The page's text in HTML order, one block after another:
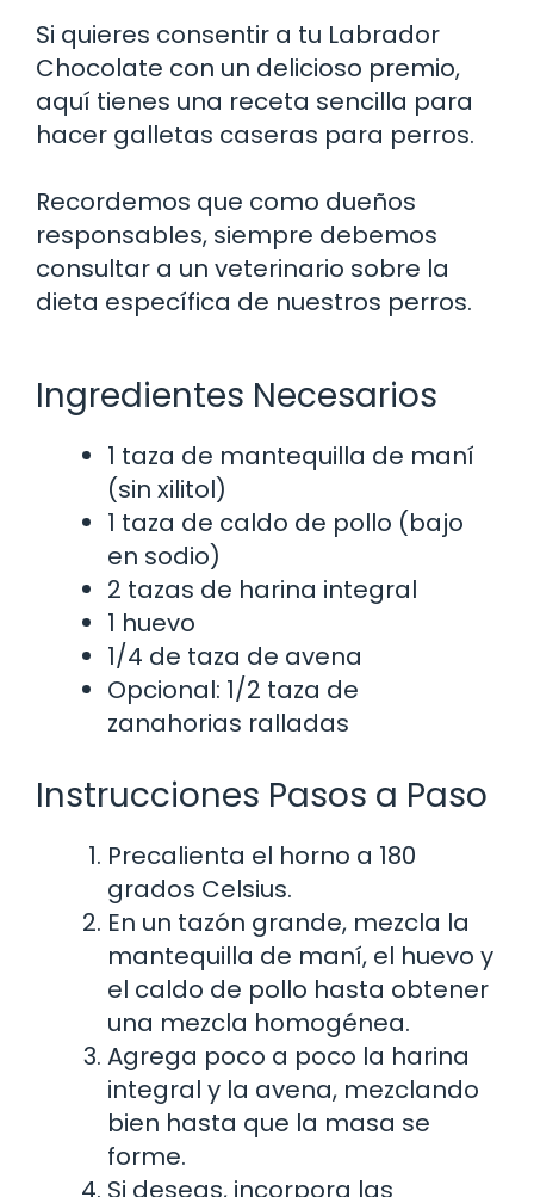
Si quieres consentir a tu Labrador
Chocolate con un delicioso premio,
aquí tienes una receta sencilla para
hacer galletas caseras para perros.
Recordemos que como dueños
responsables, siempre debemos
consultar a un veterinario sobre la
dieta específica de nuestros perros.
Ingredientes Necesarios
1 taza de mantequilla de maní
(sin xilitol)
1 taza de caldo de pollo (bajo
en sodio)
2 tazas de harina integral
1 huevo
1/4 de taza de avena
Opcional: 1/2 taza de
zanahorias ralladas
Instrucciones Pasos a Paso
Precalienta el horno a 180
grados Celsius.
En un tazón grande, mezcla la
mantequilla de maní, el huevo y
el caldo de pollo hasta obtener
una mezcla homogénea.
Agrega poco a poco la harina
integral y la avena, mezclando
bien hasta que la masa se
forme.
Si deseas, incorpora las